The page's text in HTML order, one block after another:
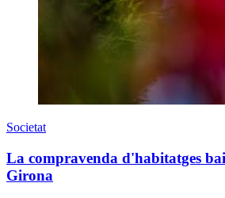
Societat
La compravenda d'habitatges
Girona